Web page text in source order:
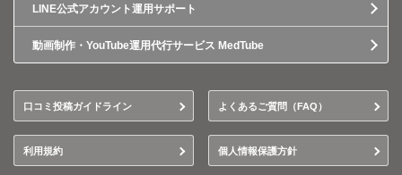
LINE公式アカウント運用サポート
動画制作・YouTube運用代行サービス MedTube
口コミ投稿ガイドライン よくあるご質問（FAQ）
利用規約 個人情報保護方針